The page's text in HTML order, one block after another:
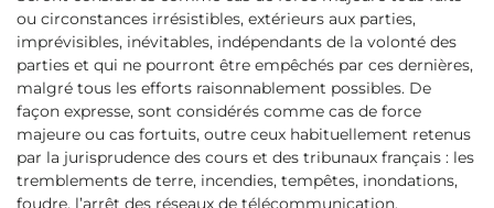
ou circonstances irrésistibles, extérieurs aux parties,
imprévisibles, inévitables, indépendants de la volonté des
parties et qui ne pourront être empêchés par ces dernières,
malgré tous les efforts raisonnablement possibles. De
façon expresse, sont considérés comme cas de force
majeure ou cas fortuits, outre ceux habituellement retenus
par la jurisprudence des cours et des tribunaux français : les
tremblements de terre, incendies, tempêtes, inondations,
foudre, l’arrêt des réseaux de télécommunication.